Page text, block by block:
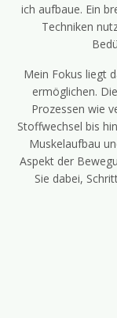
ich aufbaue. Ein
Techniken
Mein Fokus liegt
ermöglichen.
Prozessen wie
Stoffwechsel bis
Muskelaufbau
Aspekt der
Sie dabei,